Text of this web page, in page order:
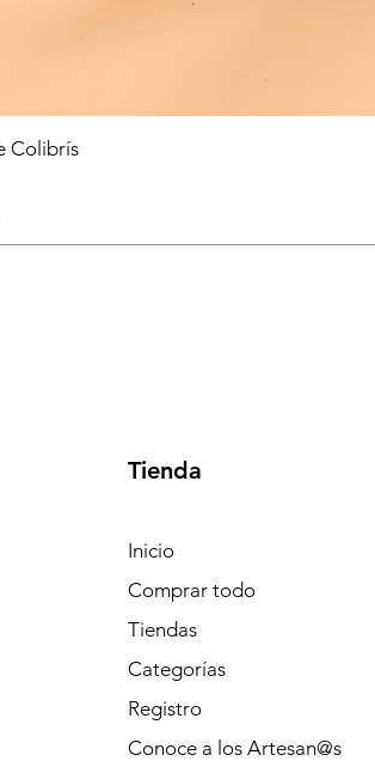
Colibrís
Tienda
Inicio
Comprar todo
Tiendas
Categorías
Registro
Conoce a los Artesan@s